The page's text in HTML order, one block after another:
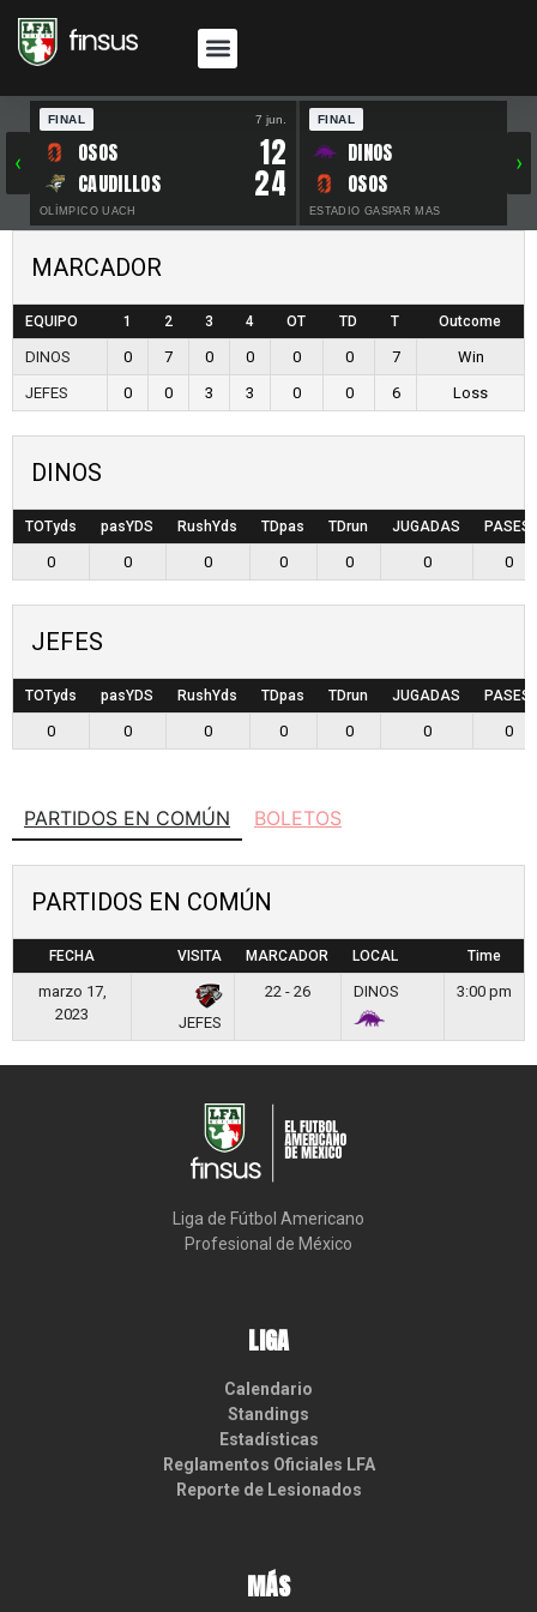
‹
FINAL 7 jun.
OSOS 12
CAUDILLOS 24
OLÍMPICO UACH
FINAL
DINOS
OSOS
ESTADIO GASPAR MAS
›
MARCADOR
EQUIPO 1 2 3 4 OT TD T Outcome
DINOS 0 7 0 0 0 0 7
Win
JEFES
0 0 3 3 0 0 6 Loss
DINOS
TOTyds pasYDS RushYds TDpas TDrun JUGADAS PASES
0 0 0 0 0 0 0
JEFES
TOTyds pasYDS RushYds TDpas TDrun JUGADAS PASES
0 0 0 0 0 0 0
PARTIDOS EN COMÚN BOLETOS
PARTIDOS EN COMÚN
FECHA VISITA MARCADOR LOCAL Time
marzo 17,
2023
JEFES
22 - 26 DINOS 3:00 pm
Liga de Fútbol Americano
Profesional de México
LIGA
Calendario
Standings
Estadísticas
Reglamentos Oficiales LFA
Reporte de Lesionados
MÁS